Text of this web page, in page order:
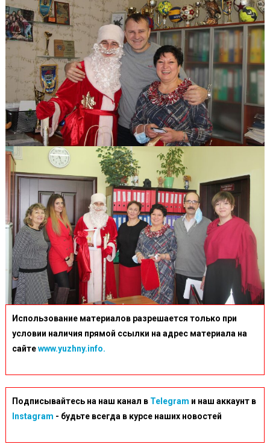
Использование материалов разрешается только при
условии наличия прямой ссылки на адрес материала на
сайтеwww.yuzhny.info.
Подписывайтесь на наш канал в Telegram и наш аккаунт в
Instagram - будьте всегда в курсе наших новостей